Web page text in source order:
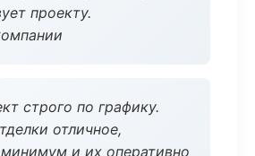
проекту.
строго по графику.
отличное,
и их оперативно